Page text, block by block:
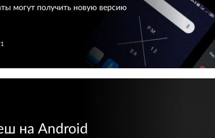
могут получить новую версию
на Android